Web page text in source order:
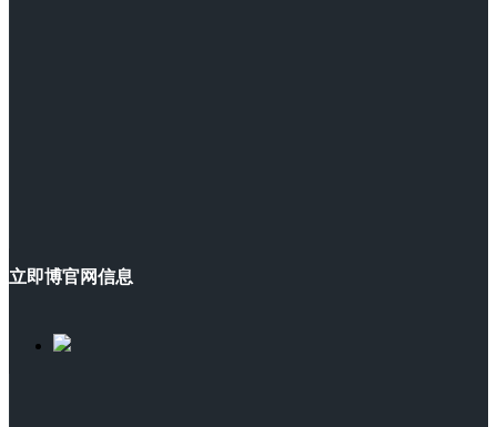
立即博官网信息